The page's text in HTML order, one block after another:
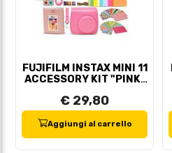
FUJIFILM INSTAX MINI 11
ACCESSORY KIT "PINK"
€ 29,80
Aggiungi al carrello